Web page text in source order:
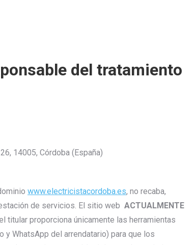
del tratamiento
14005, Córdoba (España)
www.electricistacordoba.es, no recaba,
de servicios. El sitio web ACTUALMENTE
titular proporciona únicamente las herramientas
WhatsApp del arrendatario) para que los